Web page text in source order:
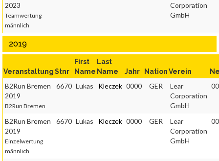
2023
Teamwertung
männlich
Corporation
GmbH
2019
VeranstaltungStnr
First
Name
Last
Name
Jahr NationVerein
B2Run Bremen
2019
B2Run Bremen
6670 Lukas Kleczek 0000 GER
Lear
Corporation
GmbH
B2Run Bremen
2019
Einzelwertung
männlich
6670 Lukas Kleczek 0000 GER
Lear
Corporation
GmbH